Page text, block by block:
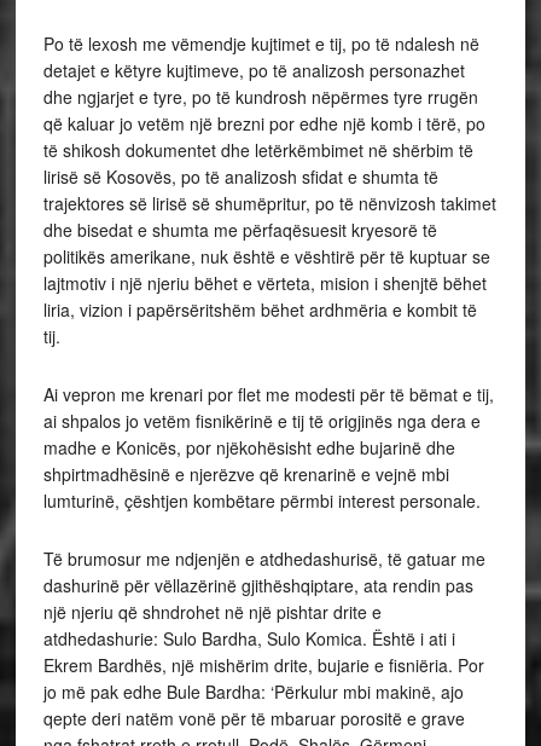
Po të lexosh me vëmendje kujtimet e tij, po të ndalesh në
detajet e këtyre kujtimeve, po të analizosh personazhet
dhe ngjarjet e tyre, po të kundrosh nëpërmes tyre rrugën
që kaluar jo vetëm një brezni por edhe një komb i tërë, po
të shikosh dokumentet dhe letërkëmbimet në shërbim të
lirisë së Kosovës, po të analizosh sfidat e shumta të
trajektores së lirisë së shumëpritur, po të nënvizosh takimet
dhe bisedat e shumta me përfaqësuesit kryesorë të
politikës amerikane, nuk është e vështirë për të kuptuar se
lajtmotiv i një njeriu bëhet e vërteta, mision i shenjtë bëhet
liria, vizion i papërsëritshëm bëhet ardhmëria e kombit të
tij.
Ai vepron me krenari por flet me modesti për të bëmat e tij,
ai shpalos jo vetëm fisnikërinë e tij të origjinës nga dera e
madhe e Konicës, por njëkohësisht edhe bujarinë dhe
shpirtmadhësinë e njerëzve që krenarinë e vejnë mbi
lumturinë, çështjen kombëtare përmbi interest personale.
Të brumosur me ndjenjën e atdhedashurisë, të gatuar me
dashurinë për vëllazërinë gjithëshqiptare, ata rendin pas
një njeriu që shndrohet në një pishtar drite e
atdhedashurie: Sulo Bardha, Sulo Komica. Është i ati i
Ekrem Bardhës, një mishërim drite, bujarie e fisniëria. Por
jo më pak edhe Bule Bardha: ‘Përkulur mbi makinë, ajo
qepte deri natëm vonë për të mbaruar porositë e grave